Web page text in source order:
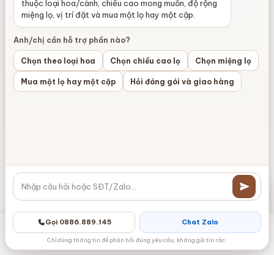
thuộc loại hoa/cành, chiều cao mong muốn, độ rộng
miệng lọ, vị trí đặt và mua một lọ hay một cặp.
Anh/chị cần hỗ trợ phần nào?
Chọn theo loại hoa Chọn chiều cao lọ Chọn miệng lọ
Mua một lọ hay một cặp Hỏi đóng gói và giao hàng
Gọi 0886.889.145 Chat Zalo
Chỉ dùng thông tin để phản hồi đúng yêu cầu; không gửi tin rác.
có
thể
chọn
trên
trang
Nậm rượu thờ cao cấp
hoạ tiết rồng men Lục
Bảo BT-ĐT152
1.750.000₫–
2.500.000 ₫ Khoảng
giá:
từ
này
có
nhiều
biến
Choé thờ cao cấp hoạ
tiết rồng men Lục Bảo
2.500.000₫
giá:
từ
này
biến
Các
Xem thêm
Zalo Gọi điện Messenger